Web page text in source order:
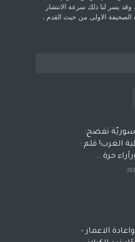
وقد يسر لنا ذلك سرعة الانتشار
‏الصحيفة الاولى من حيث القدم .
سوريّة تفضح:
الغرب! قلم :
حرة ..
الاعمار -